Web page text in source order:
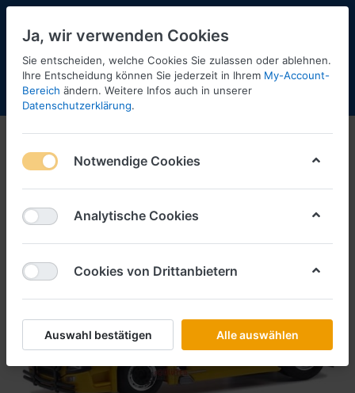
Menü Anmelden Shopaktualisierung
Ja, wir verwenden Cookies
Sie entscheiden, welche Cookies Sie zulassen oder ablehnen.
Ihre Entscheidung können Sie jederzeit in Ihrem My-Account-
Bereich ändern. Weitere Infos auch in unserer
Datenschutzerklärung.
Notwendige Cookies
Analytische Cookies
Cookies von Drittanbietern
Auswahl bestätigen Alle auswählen